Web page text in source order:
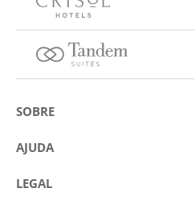
SOBRE
Sobre a Eurostars Hotel Company
Concursos
AJUDA
Contactar
LEGAL